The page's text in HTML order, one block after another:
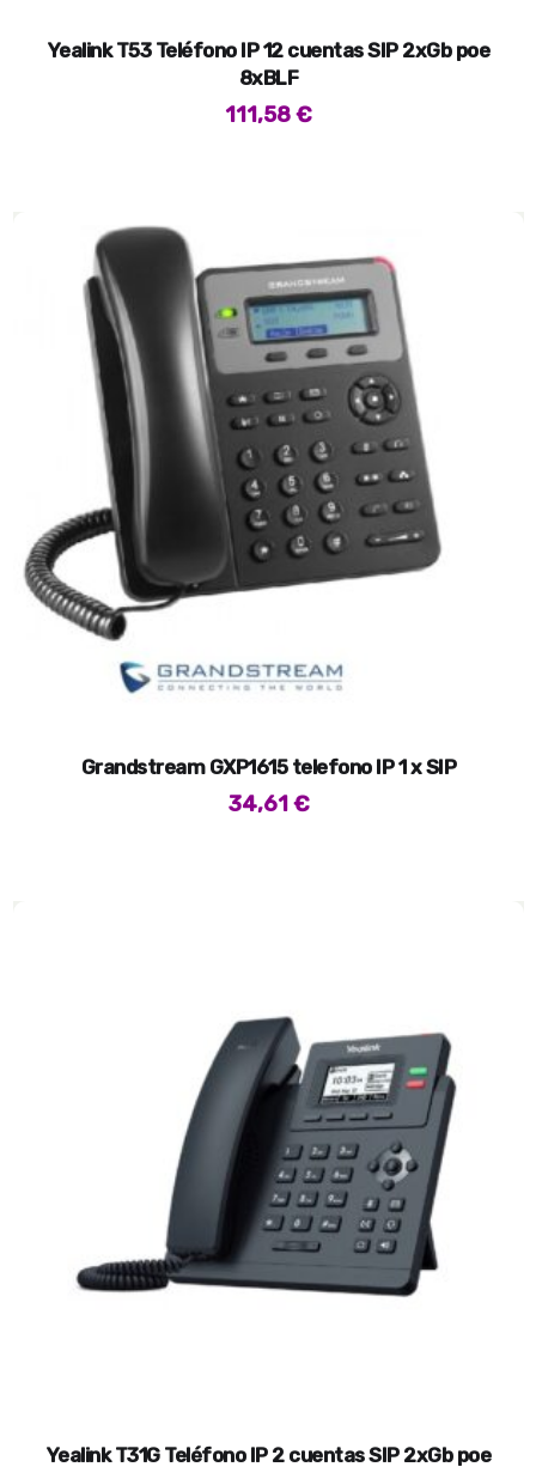
Yealink T53 Teléfono IP 12 cuentas SIP 2xGb poe
8xBLF
111,58€
Grandstream GXP1615 telefono IP 1 x SIP
34,61€
Yealink T31G Teléfono IP 2 cuentas SIP 2xGb poe